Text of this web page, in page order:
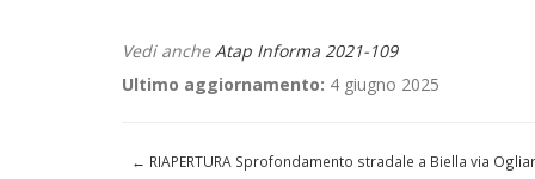
Vedi ancheAtap Informa 2021-109
Ultimo aggiornamento: 4 giugno 2025
← RIAPERTURA Sprofondamento stradale a Biella via